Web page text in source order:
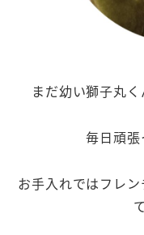
まだ幼い獅子丸
毎日頑
お手入れではフレ